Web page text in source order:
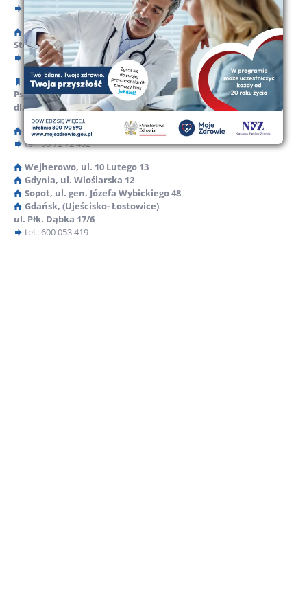
tel.: 539 530 964
Rumia, ul. Świętojańska
Stomatologia
tel.: 515 394 446
Ośrodki Środowiskowej Pomocy Psychologicznej i
Psychoterapeutycznej
dla dzieci
Rumia, ul. Derdowskiego 23
tel.: 58 72 72 402
Wejherowo, ul. 10 Lutego 13
Gdynia, ul. Wioślarska 12
Sopot, ul. gen. Józefa Wybickiego 48
Gdańsk, (Ujeścisko- Łostowice)
ul. Płk. Dąbka 17/6
tel.: 600 053 419